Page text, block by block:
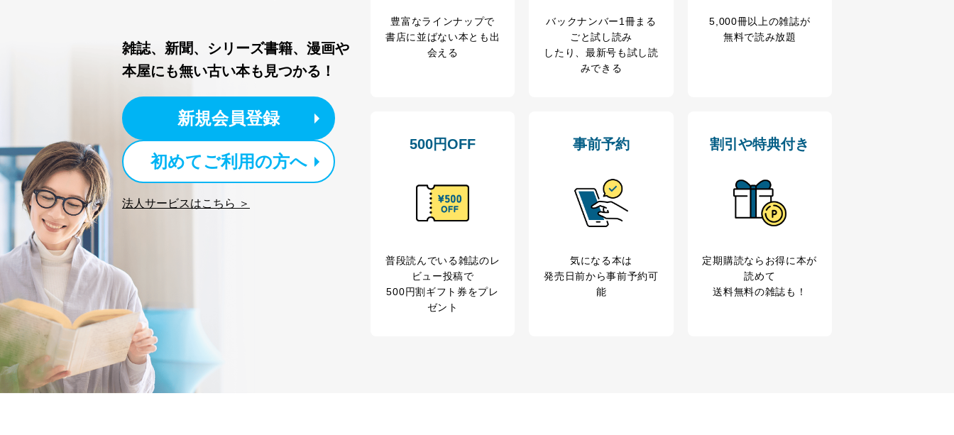
雑誌、新聞、シリーズ書籍、漫画や
本屋にも無い古い本も見つかる！
新規会員登録
初めてご利用の方へ
法人サービスはこちら ＞
豊富なラインナップで
書店に並ばない本とも出
会える
バックナンバー1冊まる
ごと試し読み
したり、最新号も試し読
みできる
5,000冊以上の雑誌が
無料で読み放題
500円OFF
普段読んでいる雑誌のレ
ビュー投稿で
500円割ギフト券をプレ
ゼント
事前予約
気になる本は
発売日前から事前予約可
能
割引や特典付き
定期購読なら お得に本が
読めて
送料無料の雑誌も！